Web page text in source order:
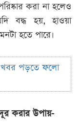
করা না হলেও
বদ্ধ হয়, হাওয়া
হতে পারে।
খবর পড়তে ফলো
করার উপায়-